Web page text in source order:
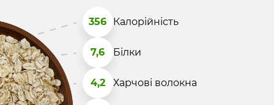
356 Калорійність
7,6 Білки
4,2 Харчові волокна